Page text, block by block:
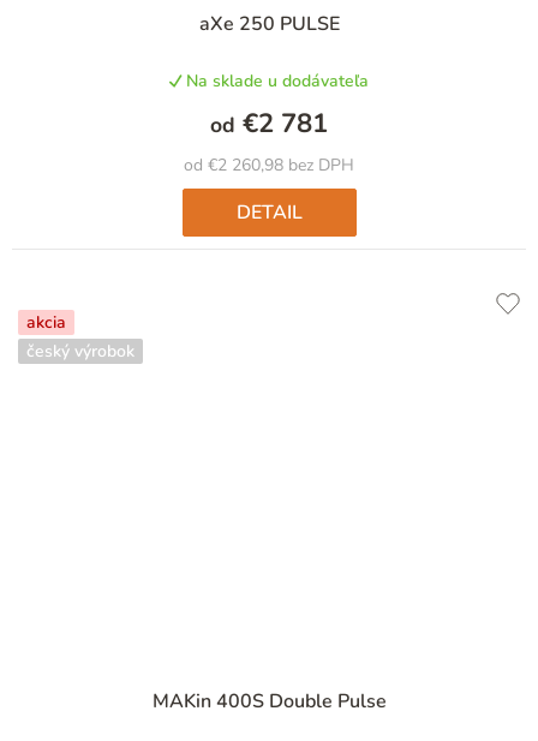
aXe 250 PULSE
Na sklade u dodávateľa
od €2 260,98 bez DPH
od €2 781
DETAIL
akcia
český výrobok
MAKin 400S Double Pulse